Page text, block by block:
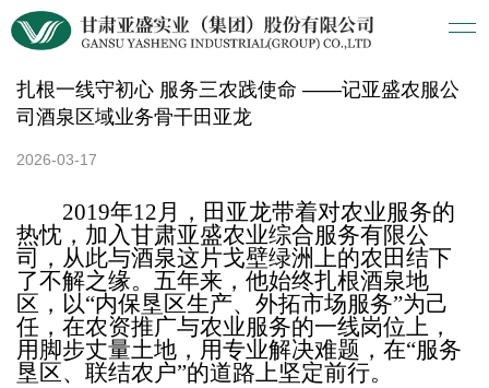
扎根一线守初心 服务三农践使命 ——记亚盛农服公
司酒泉区域业务骨干田亚龙
2026-03-17
2019年12月，田亚龙带着对农业服务的
热忱，加入甘肃亚盛农业综合服务有限公
司，从此与酒泉这片戈壁绿洲上的农田结下
了不解之缘。五年来，他始终扎根酒泉地
区，以“内保垦区生产、外拓市场服务”为己
任，在农资推广与农业服务的一线岗位上，
用脚步丈量土地，用专业解决难题，在“服务
垦区、联结农户”的道路上坚定前行。